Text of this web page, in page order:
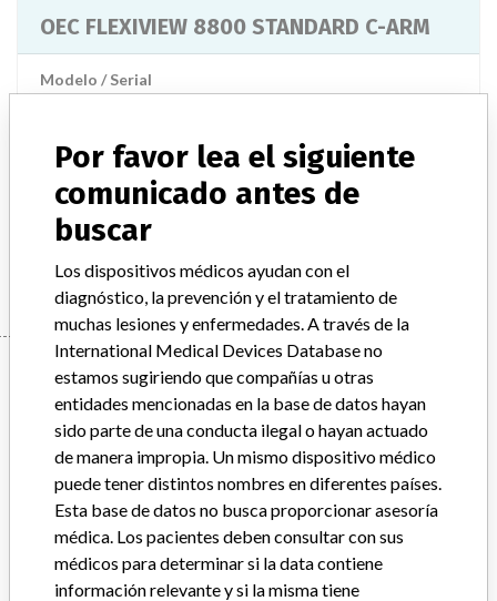
OEC FLEXIVIEW 8800 STANDARD C-ARM
Modelo / Serial
Descripción del producto OEC FLEXIVIEW 8800
Manufacturer
GENERAL ELECTRIC CANADA (OPERATING AS GE
Manufacturer
GENERAL ELECTRIC CANADA (OPERATING
AS GE HEALTHCARE)
Dirección del fabricante MISSISSAUGA
Empresa matriz del fabricante (2017)
Por favor lea el siguiente
comunicado antes de
buscar
Los dispositivos médicos ayudan con el
diagnóstico, la prevención y el tratamiento de
muchas lesiones y enfermedades. A través de la
International Medical Devices Database no
estamos sugiriendo que compañías u otras
entidades mencionadas en la base de datos hayan
sido parte de una conducta ilegal o hayan actuado
de manera impropia. Un mismo dispositivo médico
puede tener distintos nombres en diferentes países.
Esta base de datos no busca proporcionar asesoría
médica. Los pacientes deben consultar con sus
médicos para determinar si la data contiene
información relevante y si la misma tiene